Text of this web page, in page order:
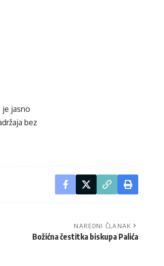
jasno
bez
NAREDNI ČLANAK
Božićna čestitka biskupa Palića